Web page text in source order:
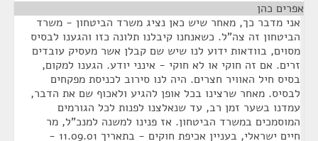
אפרים כהן
אני מדבר כך, מאחר שיש כאן נציג משרד הביטחון - משרד
הביטחון זה צה"ל. כשאנחנו קיבלנו תלונה כזו והגענו לבסיס
מסוים, בוודאות ידוע לנו שיש שם קבלן אשר מעסיק עובדים
זרים. אם זה חוקי או לא חוקי - אינני יודע. הגענו למקום,
בסיס חיל האוויר חצרים. היה לנו סירוב לכניסת מפקחים
לבסיס. מאחר שרצינו בכל אופן להגיע ולאכוף שם את הדבר,
עמדנו בשער זמן רב, עד שנאלצנו לפנות לכל הגורמים
המוסמכים במשרד הביטחון. אז פנינו למשנה למנכ"ל, מר
חיים ישראלי, בעניין אכיפת חוקים - בתאריך 11.09.01 -